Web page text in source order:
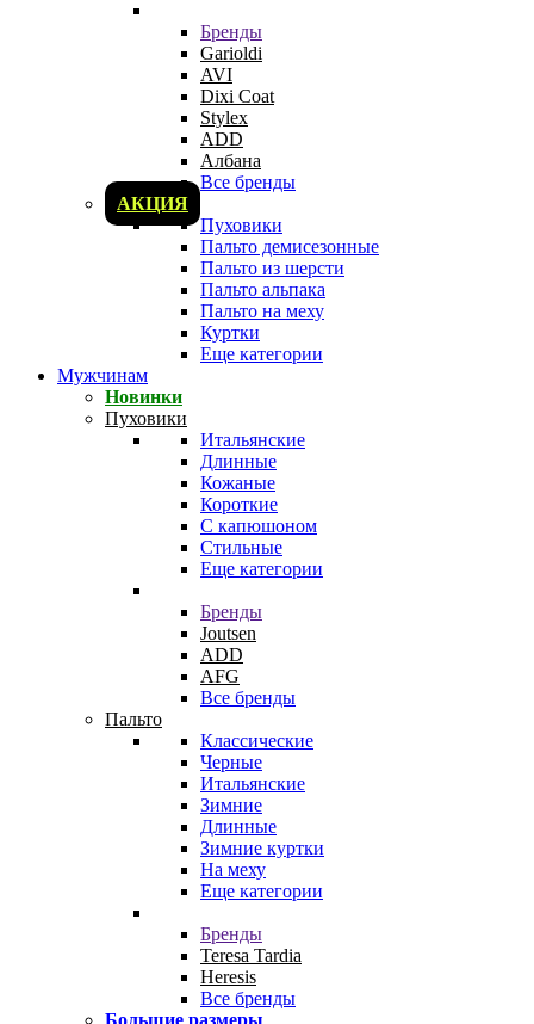
Бренды
Garioldi
AVI
Dixi Coat
Stylex
ADD
Албана
Все бренды
АКЦИЯ
Пуховики
Пальто демисезонные
Пальто из шерсти
Пальто альпака
Пальто на меху
Куртки
Еще категории
Мужчинам
Новинки
Пуховики
Итальянские
Длинные
Кожаные
Короткие
С капюшоном
Стильные
Еще категории
Бренды
Joutsen
ADD
AFG
Все бренды
Пальто
Классические
Черные
Итальянские
Зимние
Длинные
Зимние куртки
На меху
Еще категории
Бренды
Teresa Tardia
Heresis
Все бренды
Большие размеры